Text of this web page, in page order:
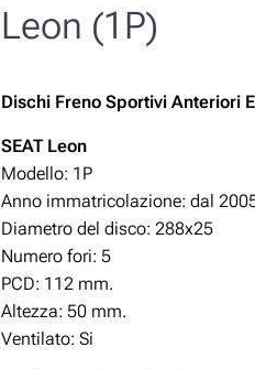
Leon (1P)
Dischi Freno Sportivi Anteriori
SEAT Leon
Modello: 1P
Anno immatricolazione: dal
Diametro del disco: 288x25
Numero fori: 5
PCD: 112 mm.
Altezza: 50 mm.
Ventilato: Si